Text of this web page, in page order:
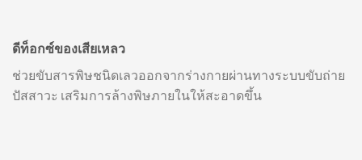
ดีท็อกซ์ของเสียเหลว
ช่วยขับสารพิษชนิดเลวออกจากร่างกายผ่านทางระบบขับถ่าย
ปัสสาวะ เสริมการล้างพิษภายในให้สะอาดขึ้น